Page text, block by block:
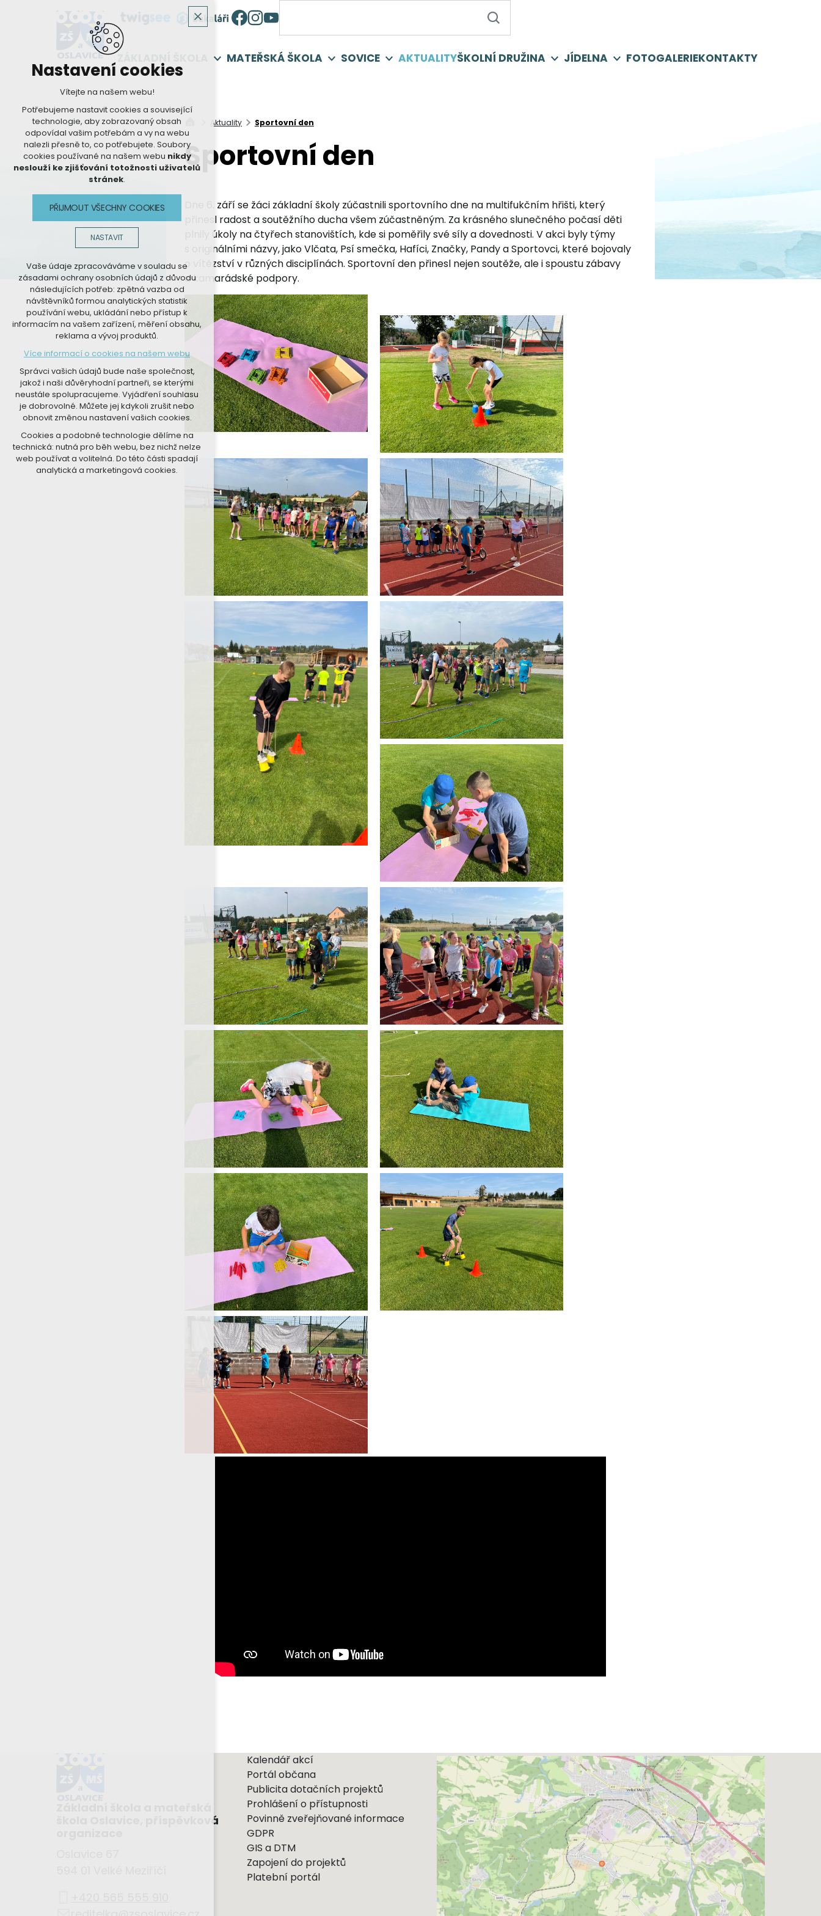
MATEŘSKÁ ŠKOLA SOVICE AKTUALITYŠKOLNÍ DRUŽINA JÍDELNA FOTOGALERIEKONTAKTY
Aktuality Sportovní den
Sportovní den
Dne 6. září se žáci základní školy zúčastnili sportovního dne na multifukčním hřišti, který
přinesl radost a soutěžního ducha všem zúčastněným. Za krásného slunečného počasí děti
plnily úkoly na čtyřech stanovištích, kde si poměřily své síly a dovednosti. V akci byly týmy
s originálními názvy, jako Vlčata, Psí smečka, Hafíci, Značky, Pandy a Sportovci, které bojovaly
o vítězství v různých disciplínách. Sportovní den přinesl nejen soutěže, ale i spoustu zábavy
a kamarádské podpory.
škola Oslavice, příspěvková
Kalendář akcí
Portál občana
Publicita dotačních projektů
Prohlášení o přístupnosti
Povinně zveřejňované informace
GDPR
GIS a DTM
Zapojení do projektů
Platební portál
Nastavení cookies
Vítejte na našem webu!
Potřebujeme nastavit cookies a související
technologie, aby zobrazovaný obsah
odpovídal vašim potřebám a vy na webu
nalezli přesně to, co potřebujete. Soubory
cookies používané na našem webu nikdy
neslouží ke zjišťování totožnosti uživatelů
stránek.
PŘIJMOUT VŠECHNY COOKIES
NASTAVIT
Technická cookies
nutná pro provozování webu
udržení kontextu stránek (session):
případná přihlášení, volby jazyka, apod.
Volitelná cookies
analytická pro anonymizované
vyhodnocení návštěvnosti
marketingová cookies (Google, Seznam,
Facebook)
Více informací o cookies na našem webu
PŘIJMOUT VŠECHNY COOKIES
ODMÍTNOUT VOLITELNÁ
Vaše údaje zpracováváme v souladu se
zásadami ochrany osobních údajů z důvodu
následujících potřeb: zpětná vazba od
návštěvníků formou analytických statistik
používání webu, ukládání nebo přístup k
informacím na vašem zařízení, měření obsahu,
reklama a vývoj produktů.
Více informací o cookies na našem webu
Správci vašich údajů bude naše společnost,
jakož i naši důvěryhodní partneři, se kterými
neustále spolupracujeme. Vyjádření souhlasu
je dobrovolné. Můžete jej kdykoli zrušit nebo
obnovit změnou nastavení vašich cookies.
Cookies a podobné technologie dělíme na
technická: nutná pro běh webu, bez nichž nelze
web používat a volitelná. Do této části spadají
analytická a marketingová cookies.